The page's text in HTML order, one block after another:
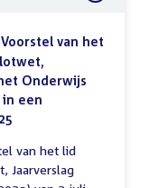
van het
Onderwijs
in een
van het lid
Jaarverslag